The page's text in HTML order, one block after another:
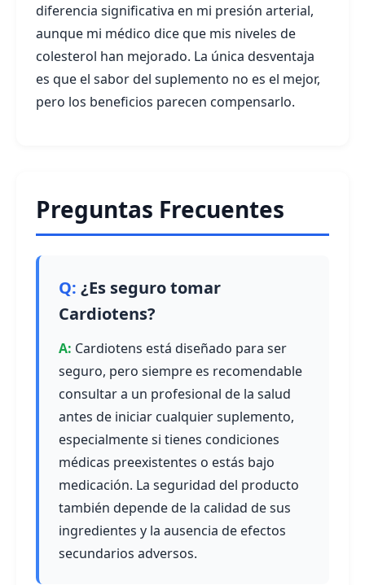
diferencia significativa en mi presión arterial,
aunque mi médico dice que mis niveles de
colesterol han mejorado. La única desventaja
es que el sabor del suplemento no es el mejor,
pero los beneficios parecen compensarlo.
Preguntas Frecuentes
¿Es seguro tomar
Cardiotens?
Cardiotens está diseñado para ser
seguro, pero siempre es recomendable
consultar a un profesional de la salud
antes de iniciar cualquier suplemento,
especialmente si tienes condiciones
médicas preexistentes o estás bajo
medicación. La seguridad del producto
también depende de la calidad de sus
ingredientes y la ausencia de efectos
secundarios adversos.